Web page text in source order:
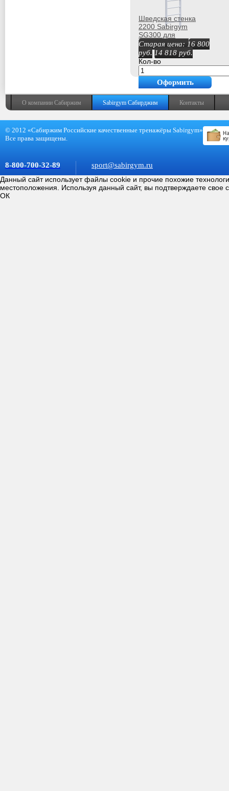
Шведская стенка
2200 Sabirgym
SG300 для
реабилитации и
кинезитерапии vasil
Старая цена: 16 800
руб. 14 818 руб.
Кол-во
Оформить
покупку
О компании Сабиржим Sabirgym Сабирджим Контакты
© 2012 «Сабиржим Российские качественные тренажёры Sabirgym»
Все права защищены.
8-800-700-32-89
sport@sabirgym.ru
Данный сайт использует файлы cookie и прочие похожие
местоположения. Используя данный сайт, вы подтверждаете свое
ОК